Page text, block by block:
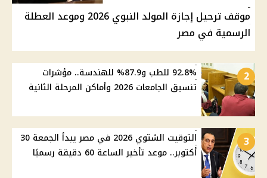
موقف ترحيل إجازة المولد النبوي 2026 وموعد العطلة
الرسمية في مصر
2
92.8% للطب و87.9% للهندسة.. مؤشرات
تنسيق الجامعات 2026 وأماكن المرحلة الثانية
3
التوقيت الشتوي 2026 في مصر يبدأ الجمعة 30
أكتوبر.. موعد تأخير الساعة 60 دقيقة رسميًا